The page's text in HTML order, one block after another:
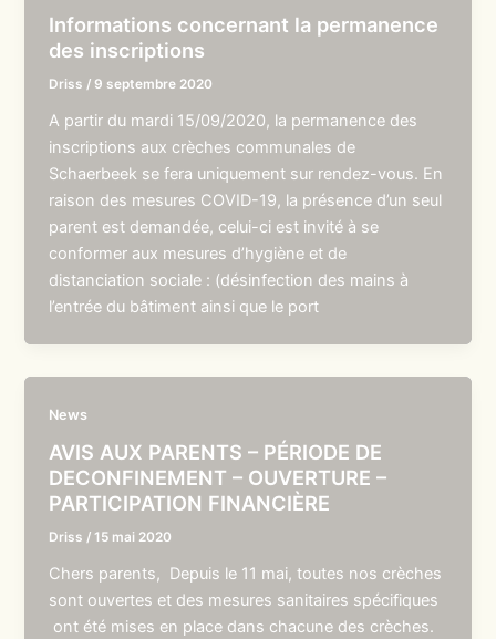
Informations concernant la permanence
des inscriptions
Driss / 9 septembre 2020
A partir du mardi 15/09/2020, la permanence des
inscriptions aux crèches communales de
Schaerbeek se fera uniquement sur rendez-vous. En
raison des mesures COVID-19, la présence d’un seul
parent est demandée, celui-ci est invité à se
conformer aux mesures d’hygiène et de
distanciation sociale : (désinfection des mains à
l’entrée du bâtiment ainsi que le port
News
AVIS AUX PARENTS – PÉRIODE DE
DECONFINEMENT – OUVERTURE –
PARTICIPATION FINANCIÈRE
Driss /15 mai 2020
Chers parents, Depuis le 11 mai, toutes nos crèches
sont ouvertes et des mesures sanitaires spécifiques
ont été mises en place dans chacune des crèches.